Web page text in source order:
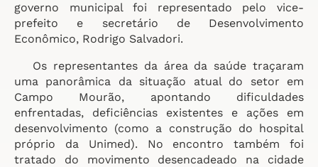
governo municipal foi representado pelo vice-
prefeito e secretário de Desenvolvimento
Econômico, Rodrigo Salvadori.
Os representantes da área da saúde traçaram
uma panorâmica da situação atual do setor em
Campo Mourão, apontando dificuldades
enfrentadas, deficiências existentes e ações em
desenvolvimento (como a construção do hospital
próprio da Unimed). No encontro também foi
tratado do movimento desencadeado na cidade